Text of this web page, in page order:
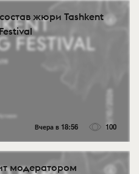
жюри Tashkent
Вчера в 18:56 100
модератором